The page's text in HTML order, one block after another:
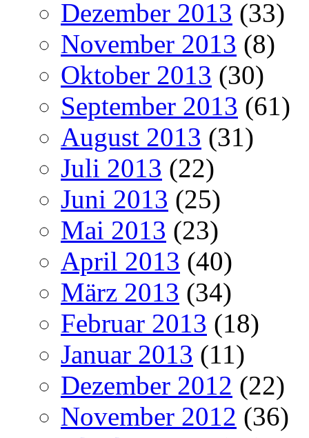
Dezember 2013 (33)
November 2013 (8)
Oktober 2013 (30)
September 2013 (61)
August 2013 (31)
Juli 2013 (22)
Juni 2013 (25)
Mai 2013 (23)
April 2013 (40)
März 2013 (34)
Februar 2013 (18)
Januar 2013 (11)
Dezember 2012 (22)
November 2012 (36)